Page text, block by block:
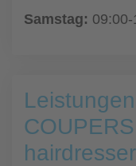
Samstag: